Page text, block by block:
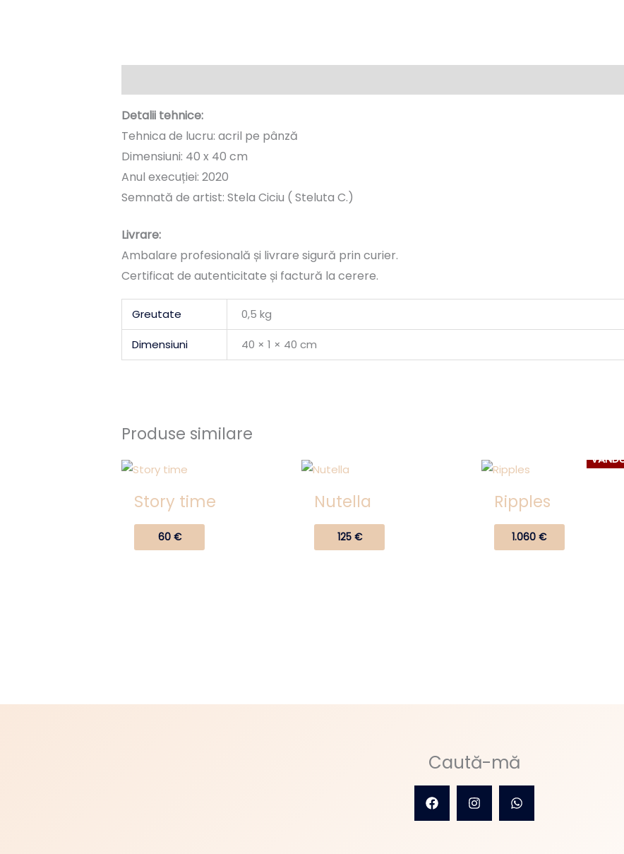
Detalii tehnice:
Tehnica de lucru: acril pe pânză
Dimensiuni: 40 x 40 cm
Anul execuției: 2020
Semnată de artist: Stela Ciciu ( Steluta C.)
Livrare:
Ambalare profesională și livrare sigură prin curier.
Certificat de autenticitate și factură la cerere.
Greutate 0,5 kg
Dimensiuni 40 × 1 × 40 cm
Produse similare
Story time
60 €
Nutella
125 €
Ripples
1.060€
Caută-mă